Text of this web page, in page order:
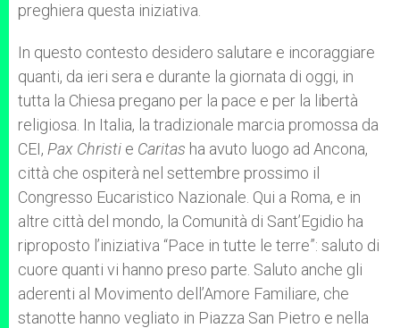
preghiera questa iniziativa.
In questo contesto desidero salutare e incoraggiare
quanti, da ieri sera e durante la giornata di oggi, in
tutta la Chiesa pregano per la pace e per la libertà
religiosa. In Italia, la tradizionale marcia promossa da
CEI, Pax Christi e Caritas ha avuto luogo ad Ancona,
città che ospiterà nel settembre prossimo il
Congresso Eucaristico Nazionale. Qui a Roma, e in
altre città del mondo, la Comunità di Sant’Egidio ha
riproposto l’iniziativa “Pace in tutte le terre”: saluto di
cuore quanti vi hanno preso parte. Saluto anche gli
aderenti al Movimento dell’Amore Familiare, che
stanotte hanno vegliato in Piazza San Pietro e nella